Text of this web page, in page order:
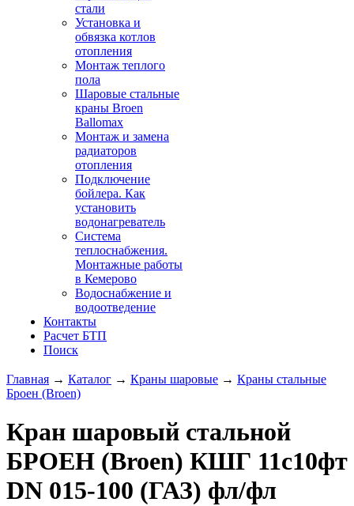
стали
Установка и
обвязка котлов
отопления
Монтаж теплого
пола
Шаровые стальные
краны Broen
Ballomax
Монтаж и замена
радиаторов
отопления
Подключение
бойлера. Как
установить
водонагреватель
Система
теплоснабжения.
Монтажные работы
в Кемерово
Водоснабжение и
водоотведение
Контакты
Расчет БТП
Поиск
Главная → Каталог → Краны шаровые → Краны стальные
Броен (Broen)
Кран шаровый стальной
БРОЕН (Broen) КШГ 11с10фт
DN 015-100 (ГАЗ) фл/фл